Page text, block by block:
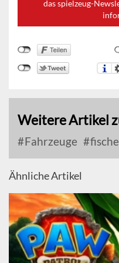
das spielzeug-
Weitere Artikel
Fahrzeuge
Ähnliche Artikel